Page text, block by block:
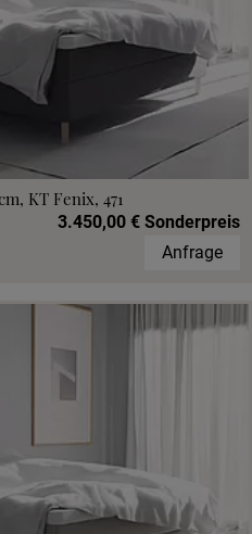
KT Fenix, 471
3.450,00 € Sonderpreis
Anfrage